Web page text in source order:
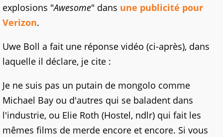
explosions "Awesome" dans une publicité pour
Verizon.
Uwe Boll a fait une réponse vidéo (ci-après), dans
laquelle il déclare, je cite :
Je ne suis pas un putain de mongolo comme
Michael Bay ou d'autres qui se baladent dans
l'industrie, ou Elie Roth (Hostel, ndlr) qui fait les
mêmes films de merde encore et encore. Si vous